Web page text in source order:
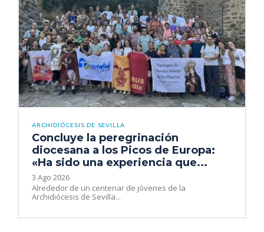
ARCHIDIÓCESIS DE SEVILLA
Concluye la peregrinación
diocesana a los Picos de Europa:
«Ha sido una experiencia que...
3 Ago 2026
Alrededor de un centenar de jóvenes de la
Archidiócesis de Sevilla...